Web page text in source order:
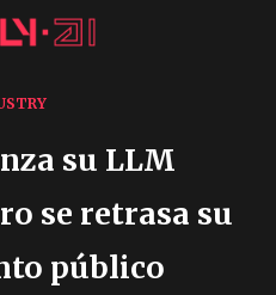
su LLM
se retrasa su
público